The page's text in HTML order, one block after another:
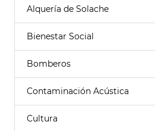
Alquería de Solache
Bienestar Social
Bomberos
Contaminación Acústica
Cultura